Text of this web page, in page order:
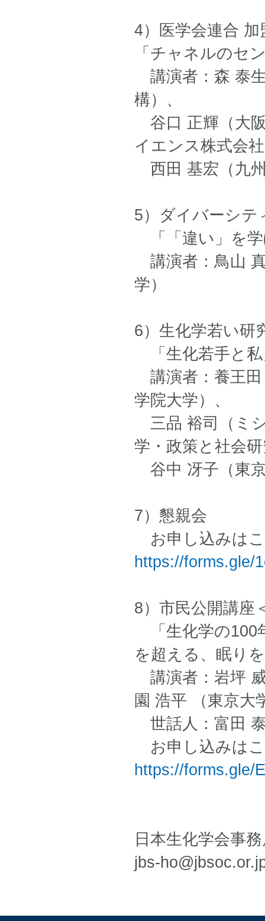
4）医学会連合
「チャネルのセ
講演者：森 泰
構）、
谷口 正輝（大
イエンス株式会
西田 基宏（九
5）ダイバーシテ
「「違い」を学
講演者：鳥山
学）
6）生化学若い研
「生化若手と
講演者：養王田
学院大学）、
三品 裕司（ミ
学・政策と社会
谷中 冴子（東
7）懇親会
お申し込みは
https://forms.gle/
8）市民公開講
「生化学の100
を超える、眠り
講演者：岩坪
園 浩平 （東京大
世話人：富田
お申し込みは
https://forms.gle/
日本生化学会事
jbs-